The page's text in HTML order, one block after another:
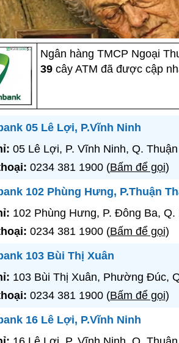
Ngân hàng TMCP Ngoại
39cây ATM đã được cập
05 Lê Lợi, P.Vĩnh Ninh
05 Lê Lợi, P. Vĩnh Ninh, Q.
0234 381 1900(Bấm để gọi)
102 Phùng Hưng, P.Thuận
102 Phùng Hưng, P. Đông Ba,
0234 381 1900(Bấm để gọi)
103 Bùi Thị Xuân
103 Bùi Thị Xuân, Phường Đúc,
0234 381 1900(Bấm để gọi)
16 Lê Lợi, P.Vĩnh Ninh